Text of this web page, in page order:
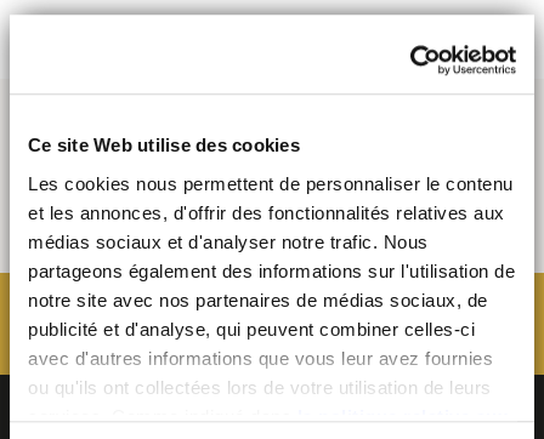
Ce site Web utilise des cookies
Les cookies nous permettent de personnaliser le contenu
et les annonces, d'offrir des fonctionnalités relatives aux
médias sociaux et d'analyser notre trafic. Nous
partageons également des informations sur l'utilisation de
notre site avec nos partenaires de médias sociaux, de
publicité et d'analyse, qui peuvent combiner celles-ci
avec d'autres informations que vous leur avez fournies
ou qu'ils ont collectées lors de votre utilisation de leurs